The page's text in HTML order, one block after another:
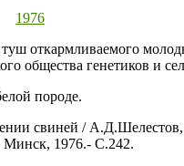
1976
откармливаемого
общества генетиков и
породе.
свиней /
Минск, 1976.- С.242.